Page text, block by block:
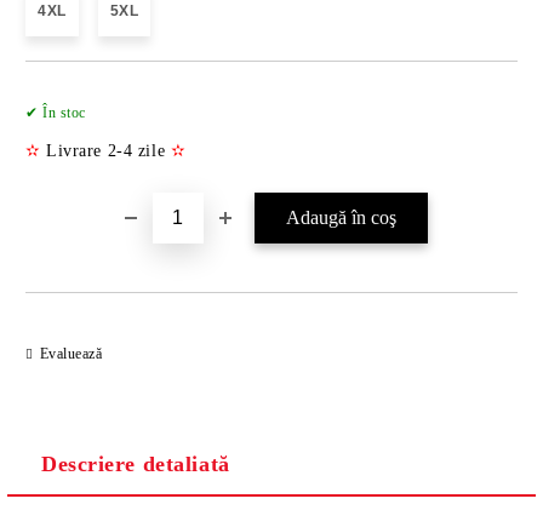
4XL 5XL
✔ În stoc
✫ Livrare 2-4 zile ✫
Evaluează
Descriere detaliată